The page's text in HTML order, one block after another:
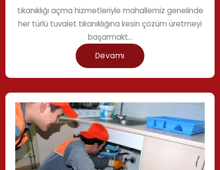
tıkanıklığı açma hizmetleriyle mahallemiz genelinde
her türlü tuvalet tıkanıklığına kesin çözüm üretmeyi
başarmakt...
Devamı